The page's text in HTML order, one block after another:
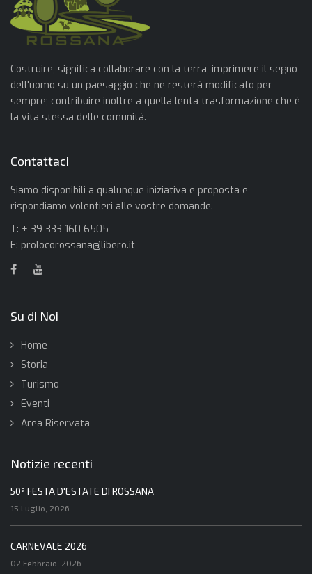
Costruire, significa collaborare con la terra, imprimere il segno
dell'uomo su un paesaggio che ne resterà modificato per
sempre; contribuire inoltre a quella lenta trasformazione che è
la vita stessa delle comunità.
Contattaci
Siamo disponibili a qualunque iniziativa e proposta e
rispondiamo volentieri alle vostre domande.
T: + 39 333 160 6505
E: prolocorossana@libero.it
Su di Noi
Home
Storia
Turismo
Eventi
Area Riservata
Notizie recenti
50ª FESTA D'ESTATE DI ROSSANA
15 Luglio, 2026
CARNEVALE 2026
02 Febbraio, 2026